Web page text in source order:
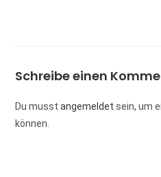
Schreibe einen
Du musstangemeldet sein, um
können.